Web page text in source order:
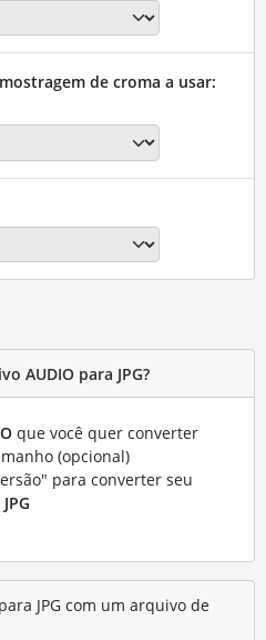
de croma a usar:
AUDIO para JPG?
que você quer converter
(opcional)
para converter seu
JPG com um arquivo de